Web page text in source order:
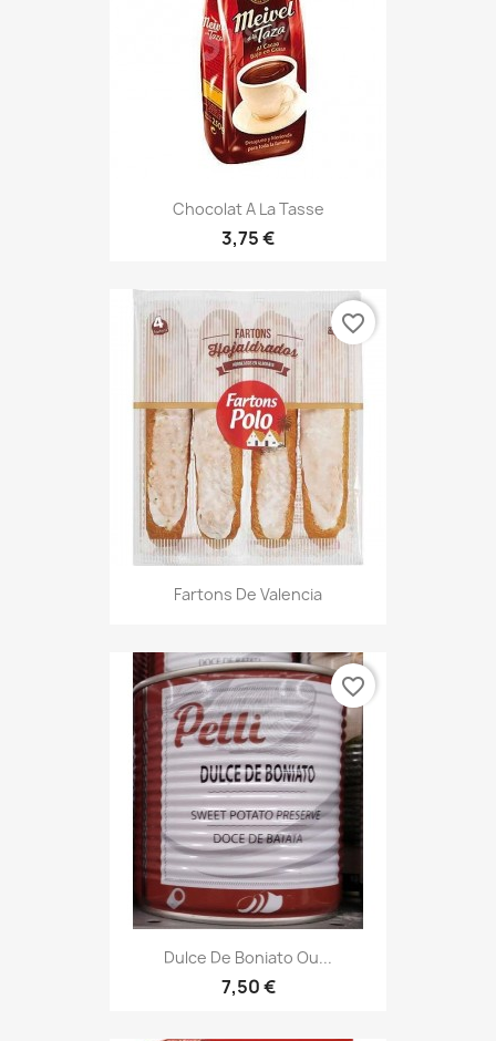
Chocolat A La Tasse
3,75 €
Fartons De Valencia
favorite_border
Dulce De Boniato Ou...
7,50 €
favorite_border